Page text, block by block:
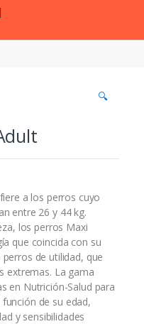
🔍
a los perros cuyo
entre 26 y 44 kg.
los perros Maxi
que coincida con su
de utilidad, que
extremas. La gama
en Nutrición-Salud para
de su edad,
y sensibilidades